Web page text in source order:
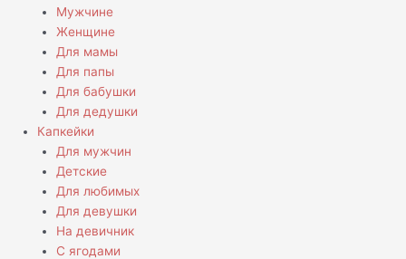
Мужчине
Женщине
Для мамы
Для папы
Для бабушки
Для дедушки
Капкейки
Для мужчин
Детские
Для любимых
Для девушки
На девичник
С ягодами